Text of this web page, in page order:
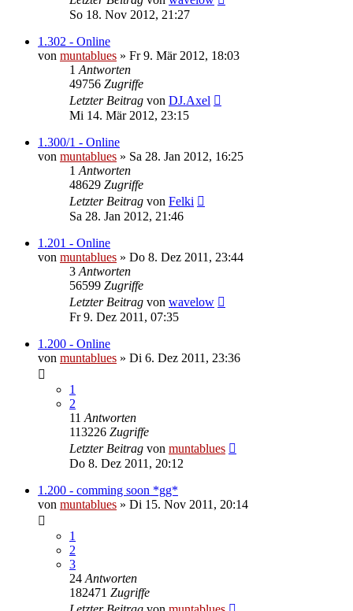
So 18. Nov 2012, 21:27
1.302 - Online
von muntablues » Fr 9. Mär 2012, 18:03
1 Antworten
49756 Zugriffe
Letzter Beitrag von DJ.Axel
Mi 14. Mär 2012, 23:15
1.300/1 - Online
von muntablues » Sa 28. Jan 2012, 16:25
1 Antworten
48629 Zugriffe
Letzter Beitrag von Felki
Sa 28. Jan 2012, 21:46
1.201 - Online
von muntablues » Do 8. Dez 2011, 23:44
3 Antworten
56599 Zugriffe
Letzter Beitrag von wavelow
Fr 9. Dez 2011, 07:35
1.200 - Online
von muntablues » Di 6. Dez 2011, 23:36
1
2
11 Antworten
113226 Zugriffe
Letzter Beitrag von muntablues
Do 8. Dez 2011, 20:12
1.200 - comming soon *gg*
von muntablues » Di 15. Nov 2011, 20:14
1
2
3
24 Antworten
182471 Zugriffe